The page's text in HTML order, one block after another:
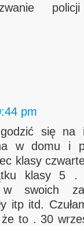
pm
się na
w domu i
klasy
klasy 5
w swoich
itp itd.
że to . 30